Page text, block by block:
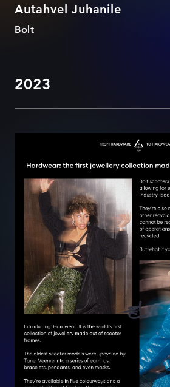
Autahvel Juhanile
Bolt
2023
Hardwear